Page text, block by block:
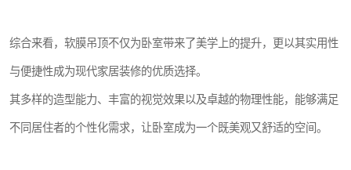
综合来看，软膜吊顶不仅为卧室带来了美学上的提升，更以其实用性
与便捷性成为现代家居装修的优质选择。
其多样的造型能力、丰富的视觉效果以及卓越的物理性能，能够满足
不同居住者的个性化需求，让卧室成为一个既美观又舒适的空间。